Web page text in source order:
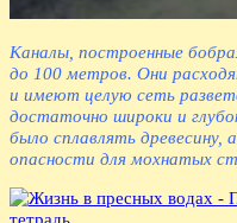
Каналы, построенные
до 100 метров. Они
и имеют целую сеть
достаточно широки и
было сплавлять древесину,
опасности для мохнатых